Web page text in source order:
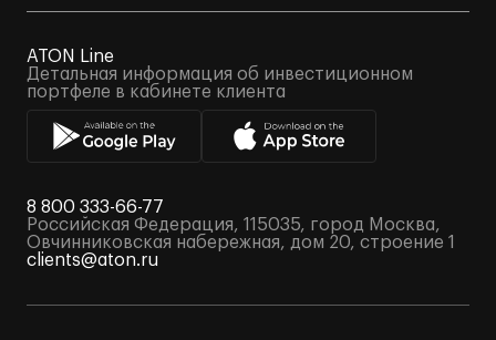
ATON Line
Детальная информация об инвестиционном
портфеле в кабинете клиента
8 800 333-66-77
Российская Федерация, 115035, город Москва,
Овчинниковская набережная, дом 20, строение 1
clients@aton.ru